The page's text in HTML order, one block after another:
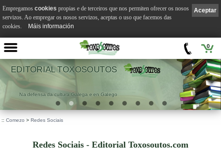
0
VILA SUÁREZ
:: Comezo > Redes Sociais
Redes Sociais - Editorial Toxosoutos.com
Aceptar
Empregamos cookies propias e de terceiros que nos permiten ofrecer os nosos
servizos. Ao empregar os nosos servizos, aceptas o uso que facemos das
cookies.
Máis información